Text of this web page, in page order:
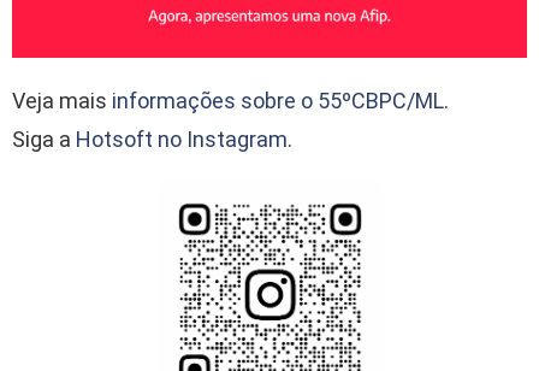
Veja mais informações sobre o 55ºCBPC/ML.
Siga a Hotsoft no Instagram.